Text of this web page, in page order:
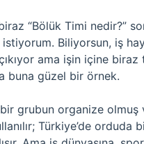
“Bölük Timi nedir?”
Biliyorsun, iş
çıkıyor ama işin içine
buna güzel bir örnek.
grubun organize
Türkiye’de